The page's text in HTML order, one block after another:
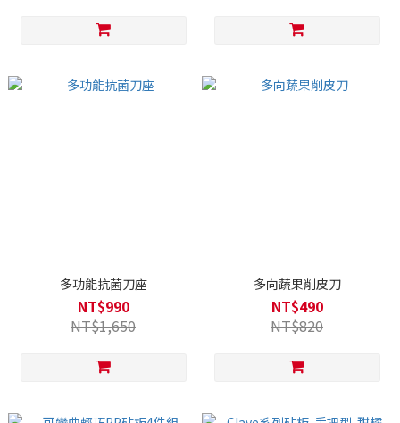
多功能抗菌刀座
NT$990
NT$1,650
多向蔬果削皮刀
NT$490
NT$820